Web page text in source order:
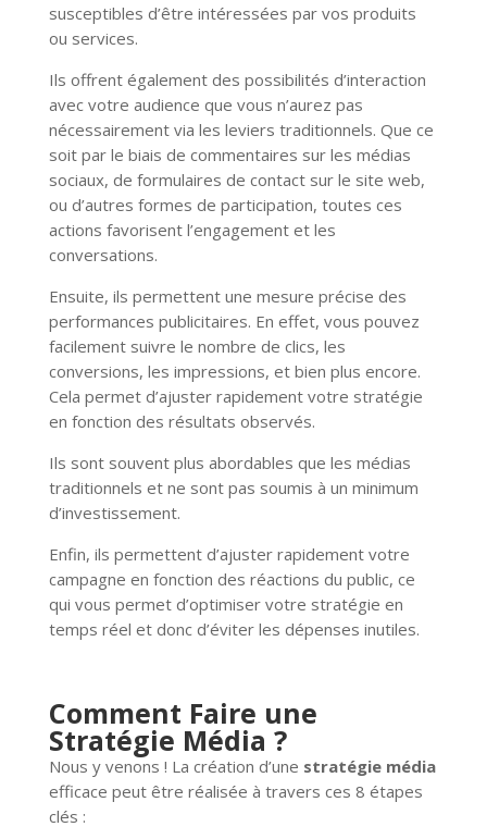
susceptibles d’être intéressées par vos produits
ou services.
Ils offrent également des possibilités d’interaction
avec votre audience que vous n’aurez pas
nécessairement via les leviers traditionnels. Que ce
soit par le biais de commentaires sur les médias
sociaux, de formulaires de contact sur le site web,
ou d’autres formes de participation, toutes ces
actions favorisent l’engagement et les
conversations.
Ensuite, ils permettent une mesure précise des
performances publicitaires. En effet, vous pouvez
facilement suivre le nombre de clics, les
conversions, les impressions, et bien plus encore.
Cela permet d’ajuster rapidement votre stratégie
en fonction des résultats observés.
Ils sont souvent plus abordables que les médias
traditionnels et ne sont pas soumis à un minimum
d’investissement.
Enfin, ils permettent d’ajuster rapidement votre
campagne en fonction des réactions du public, ce
qui vous permet d’optimiser votre stratégie en
temps réel et donc d’éviter les dépenses inutiles.
Comment Faire une
Stratégie Média ?
Nous y venons ! La création d’une stratégie média
efficace peut être réalisée à travers ces 8 étapes
clés :